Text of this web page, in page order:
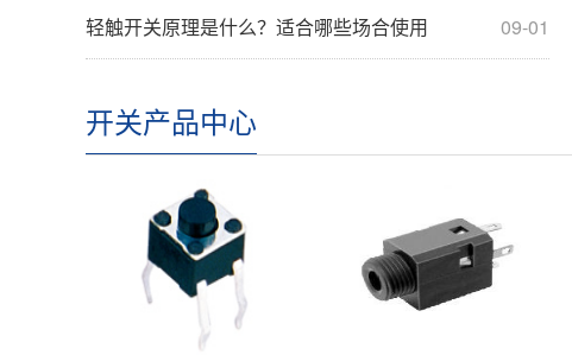
09-01
轻触开关原理是什么？适合哪些场合使用
开关产品中心